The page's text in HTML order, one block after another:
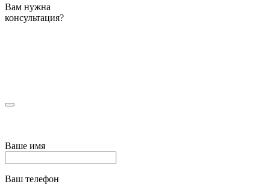
Вам нужна
консультация?
Ваше имя
Ваш телефон